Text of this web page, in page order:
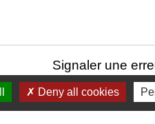
Signaler une
Deny all cookies